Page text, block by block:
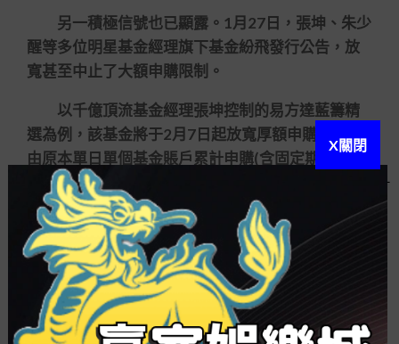
另一積極信號也已顯露。1月27日，張坤、朱少
醒等多位明星基金經理旗下基金紛飛發行公告，放
寬甚至中止了大額申購限制。
以千億頂流基金經理張坤控制的易方達藍籌精
選為例，該基金將于2月7日起放寬厚額申購門檻，
由原本單日單個基金賬戶累計申購(含固定期限定額
投資及轉換轉入)金額不過份2000元調換為不過份1
萬元。
無獨占偶，自1月28日起，朱少醒控制的富國天
惠精選發展的申購上限調換為不過份2萬元，而此前
的限額為1萬元。
此外，自1月28日起，鄭澄然控制的廣發鑫享和
X關閉